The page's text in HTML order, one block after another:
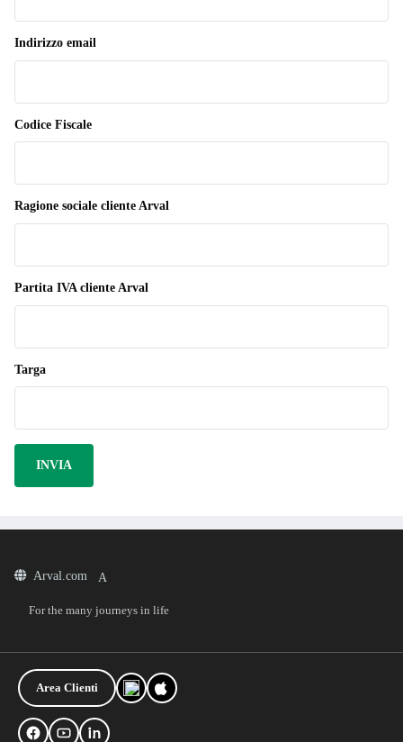
Indirizzo email
Codice Fiscale
Ragione sociale cliente Arval
Partita IVA cliente Arval
Targa
Arval.com
For the many journeys in life
Area Clienti